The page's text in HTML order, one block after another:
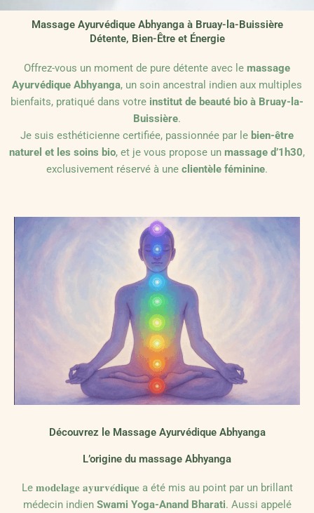
Massage Ayurvédique Abhyanga à Bruay-la-Buissière
Détente, Bien-Être et Énergie
Offrez-vous un moment de pure détente avec le massage
Ayurvédique Abhyanga, un soin ancestral indien aux multiples
bienfaits, pratiqué dans votre institut de beauté bio à Bruay-la-
Buissière.
Je suis esthéticienne certifiée, passionnée par le bien-être
naturel et les soins bio, et je vous propose un massage d’1h30,
exclusivement réservé à une clientèle féminine.
Découvrez le Massage Ayurvédique Abhyanga
L’origine du massage Abhyanga
Le 𝐦𝐨𝐝𝐞𝐥𝐚𝐠𝐞 𝐚𝐲𝐮𝐫𝐯𝐞́𝐝𝐢𝐪𝐮𝐞 a été mis au point par un brillant
médecin indien Swami Yoga-Anand Bharati. Aussi appelé